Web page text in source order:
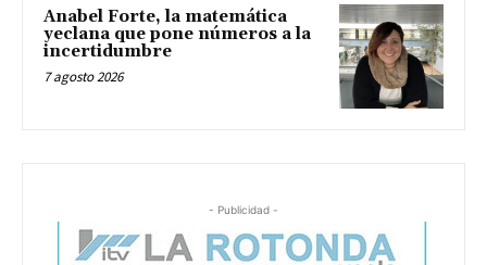
Anabel Forte, la matemática
yeclana que pone números a la
incertidumbre
7 agosto 2026
- Publicidad -